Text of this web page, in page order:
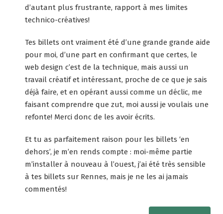
d’autant plus frustrante, rapport à mes limites
technico-créatives!
Tes billets ont vraiment été d’une grande grande aide
pour moi, d’une part en confirmant que certes, le
web design c’est de la technique, mais aussi un
travail créatif et intéressant, proche de ce que je sais
déjà faire, et en opérant aussi comme un déclic, me
faisant comprendre que zut, moi aussi je voulais une
refonte! Merci donc de les avoir écrits.
Et tu as parfaitement raison pour les billets ‘en
dehors’, je m’en rends compte : moi-même partie
m’installer à nouveau à l’ouest, j’ai été très sensible
à tes billets sur Rennes, mais je ne les ai jamais
commentés!